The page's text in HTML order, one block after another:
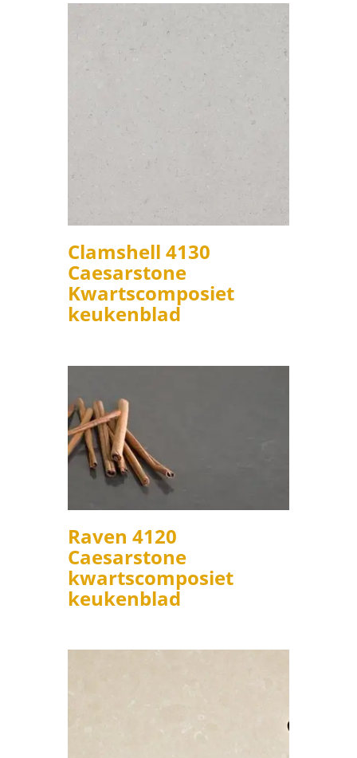
Clamshell 4130
Caesarstone
Kwartscomposiet
keukenblad
Raven 4120
Caesarstone
kwartscomposiet
keukenblad